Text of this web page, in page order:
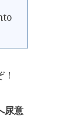
尿意